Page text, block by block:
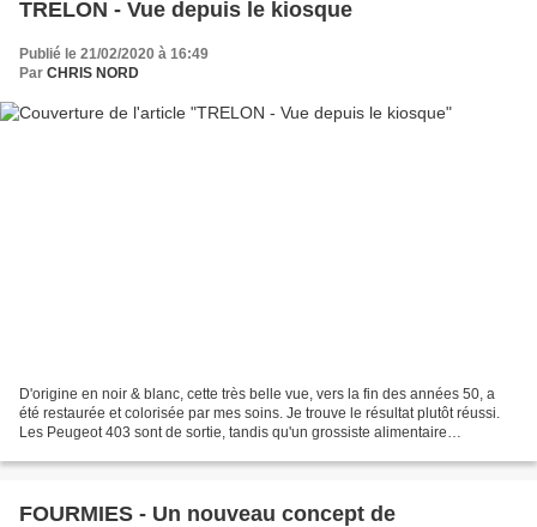
TRELON - Vue depuis le kiosque
Publié le 21/02/2020 à 16:49
Par CHRIS NORD
D'origine en noir & blanc, cette très belle vue, vers la fin des années 50, a
été restaurée et colorisée par mes soins. Je trouve le résultat plutôt réussi.
Les Peugeot 403 sont de sortie, tandis qu'un grossiste alimentaire
FOURMIES - Un nouveau concept de